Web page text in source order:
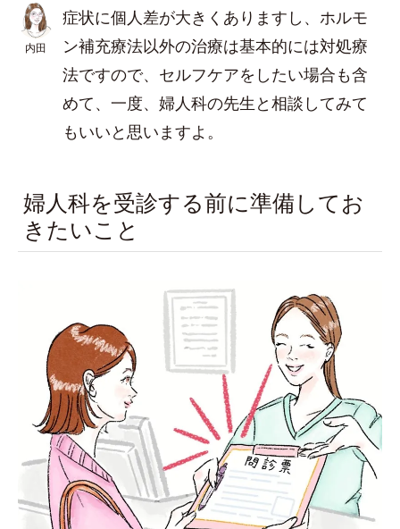
内田
症状に個人差が大きくありますし、ホルモ
ン補充療法以外の治療は基本的には対処療
法ですので、セルフケアをしたい場合も含
めて、一度、婦人科の先生と相談してみて
もいいと思いますよ。
婦人科を受診する前に準備してお
きたいこと